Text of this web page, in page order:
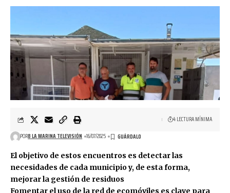
POR8 LA MARINA TELEVISIÓN 16/07/2025
4 LECTURA MÍNIMA
El objetivo de estos encuentros es detectar las
necesidades de cada municipio y, de esta forma,
mejorar la gestión de residuos
Fomentar el uso de la red de ecomóviles es clave para